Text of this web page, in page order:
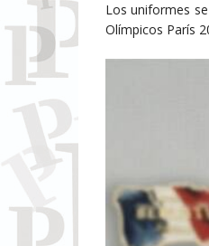
Los uniformes
Olímpicos París